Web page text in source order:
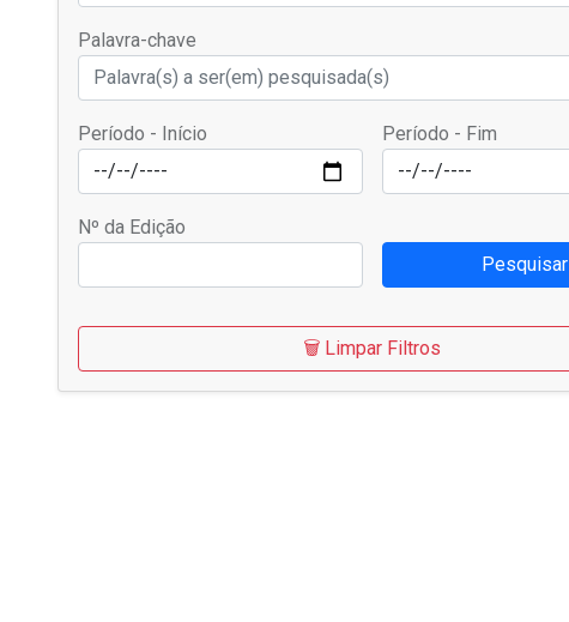
Palavra-chave
Período - Início Período - Fim
Nº da Edição
Pesquisar
🗑️ Limpar Filtros